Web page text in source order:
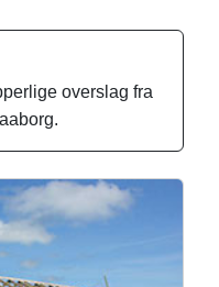
overslag fra